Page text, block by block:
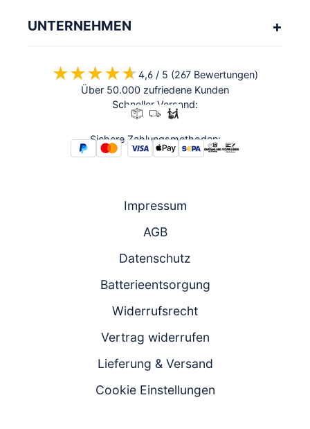
UNTERNEHMEN
★★★★★
★★★★★4,6 / 5 (267 Bewertungen)
Über 50.000 zufriedene Kunden
Schneller Versand:
Sichere Zahlungsmethoden:
Impressum
AGB
Datenschutz
Batterieentsorgung
Widerrufsrecht
Vertrag widerrufen
Lieferung & Versand
Cookie Einstellungen